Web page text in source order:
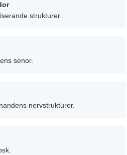
strukturer.
senor.
nervstrukturer.